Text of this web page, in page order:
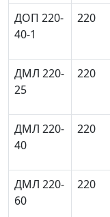
ДОП 220-
40-1
220
ДМЛ 220-
25
220
ДМЛ 220-
40
220
ДМЛ 220-
60
220